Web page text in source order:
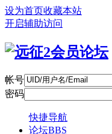
设为首页收藏本站
开启辅助访问
帐号
密码
快捷导航
论坛BBS